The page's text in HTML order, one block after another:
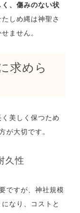
、傷みのない状
しめ縄は神聖さ
ません。
求めら
美しく保つため
が大切です。
久性
ですが、神社規模
なり、コストと